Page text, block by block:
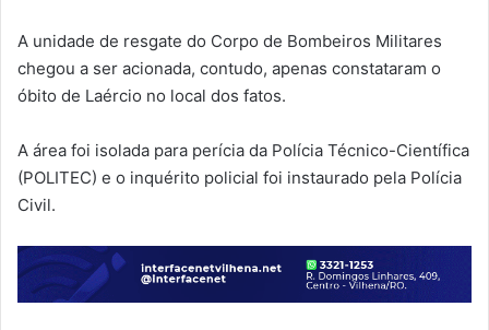
A unidade de resgate do Corpo de Bombeiros Militares
chegou a ser acionada, contudo, apenas constataram o
óbito de Laércio no local dos fatos.
A área foi isolada para perícia da Polícia Técnico-Científica
(POLITEC) e o inquérito policial foi instaurado pela Polícia
Civil.